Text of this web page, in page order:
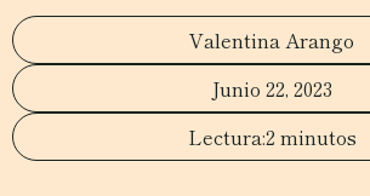
Valentina Arango
Junio 22, 2023
2 minutos